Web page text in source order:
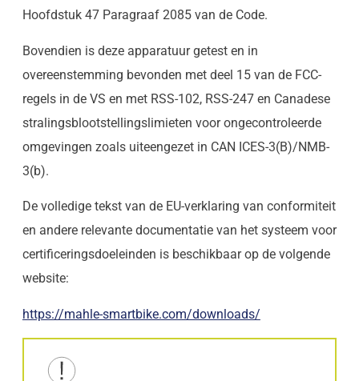
Hoofdstuk 47 Paragraaf 2085 van de Code.
Bovendien is deze apparatuur getest en in
overeenstemming bevonden met deel 15 van de FCC-
regels in de VS en met RSS-102, RSS-247 en Canadese
stralingsblootstellingslimieten voor ongecontroleerde
omgevingen zoals uiteengezet in CAN ICES-3(B)/NMB-
3(b).
De volledige tekst van de EU-verklaring van conformiteit
en andere relevante documentatie van het systeem voor
certificeringsdoeleinden is beschikbaar op de volgende
website:
https://mahle-smartbike.com/downloads/